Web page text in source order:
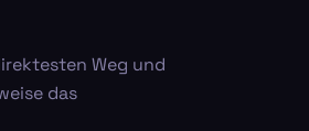
Weg und
das